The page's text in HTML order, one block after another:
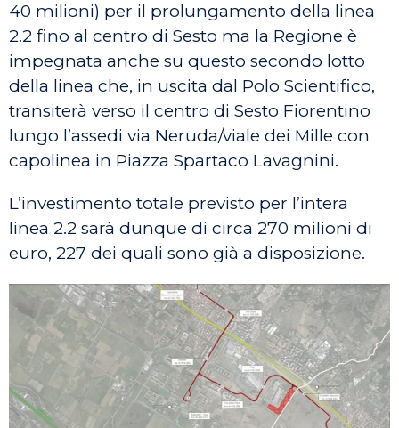
40 milioni) per il prolungamento della linea
2.2 fino al centro di Sesto ma la Regione è
impegnata anche su questo secondo lotto
della linea che, in uscita dal Polo Scientifico,
transiterà verso il centro di Sesto Fiorentino
lungo l’assedi via Neruda/viale dei Mille con
capolinea in Piazza Spartaco Lavagnini.
L’investimento totale previsto per l’intera
linea 2.2 sarà dunque di circa 270 milioni di
euro, 227 dei quali sono già a disposizione.